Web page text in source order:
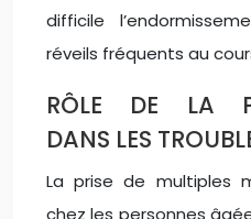
difficile
réveils fréquents au
RÔLE DE LA
DANS LES
La prise de multiples
chez les personnes